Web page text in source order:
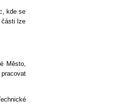
kde se
lze
Město,